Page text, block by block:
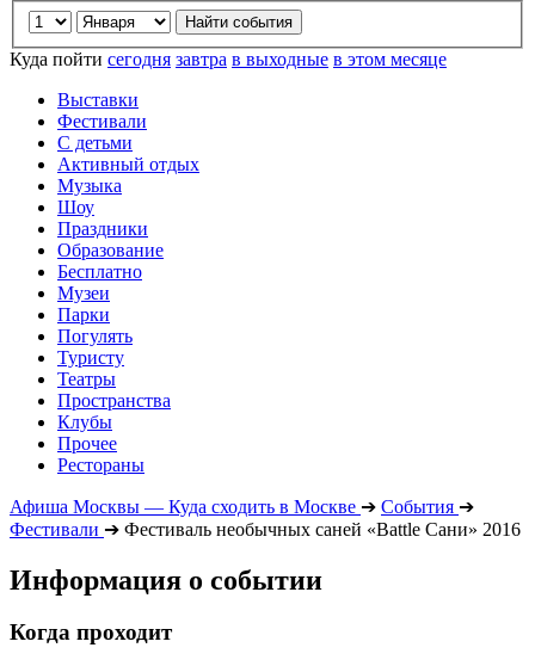
Куда пойти сегодня завтра в выходные в этом месяце
Выставки
Фестивали
С детьми
Активный отдых
Музыка
Шоу
Праздники
Образование
Бесплатно
Музеи
Парки
Погулять
Туристу
Театры
Пространства
Клубы
Прочее
Рестораны
Афиша Москвы — Куда сходить в Москве ➔ События ➔
Фестивали ➔ Фестиваль необычных саней «Battle Сани» 2016
Информация о событии
Когда проходит